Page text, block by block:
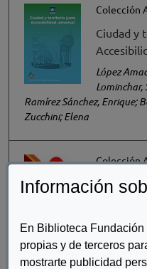
Información
En Biblioteca
propias y de terceros
mostrarte publicidad
Colección
Ciudad y
López
Lominchar,
Ramírez Sánchez, Enrique;
Zucchini; Elena
Colección
Cómo
transporte
Un Tourism, UNE, Fundación